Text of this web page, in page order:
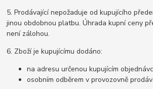
5. Prodávající nepožaduje od kupujícího
jinou obdobnou platbu. Úhrada kupní ceny
není zálohou.
6. Zboží je kupujícímu dodáno:
na adresu určenou kupujícím
osobním odběrem v provozovně